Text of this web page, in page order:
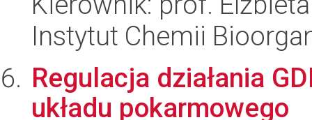
Instytut Chemii
Regulacja działania
układu pokarmowego